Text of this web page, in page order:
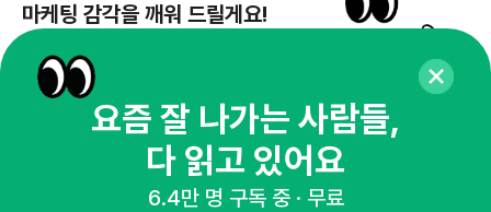
마케팅 감각을 깨워 드릴게요!
뉴스레터 구독하기
요즘 잘 나가는 사람들,
다 읽고 있어요
6.4만 명 구독 중 · 무료